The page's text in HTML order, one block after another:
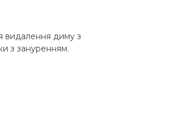
видалення диму з
з зануренням.